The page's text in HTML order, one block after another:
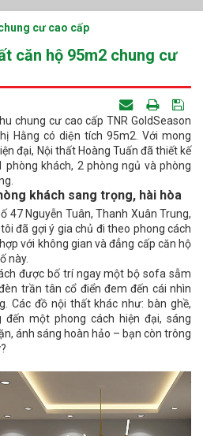
cư cao cấp
căn hộ 95m2 chung cư
chung cư cao cấp TNR GoldSeason
Hằng có diện tích 95m2. Với mong
đại, Nội thất Hoàng Tuấn đã thiết kế
khách, 2 phòng ngủ và phòng
khách sang trọng, hài hòa
47 Nguyễn Tuân, Thanh Xuân Trung,
đã gợi ý gia chủ đi theo phong cách
với không gian và đẳng cấp căn hộ
này.
được bố trí ngay một bộ sofa sẫm
trần tân cổ điển đem đến cái nhìn
Các đồ nội thất khác như: bàn ghề,
một phong cách hiện đại, sáng
ánh sáng hoàn hảo – bạn còn trông